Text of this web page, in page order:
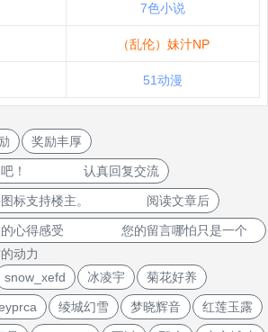
7色小说
（乱伦）妹汁NP
51动漫
奖励丰厚
油吧！ 认真回复交流
手图标支持楼主。 阅读文章后
您的心得感受 您的留言哪怕只是一个
动力
snow_xefd 冰凌宇 菊花好养
绫城幻雪 梦晓辉音 红莲玉露